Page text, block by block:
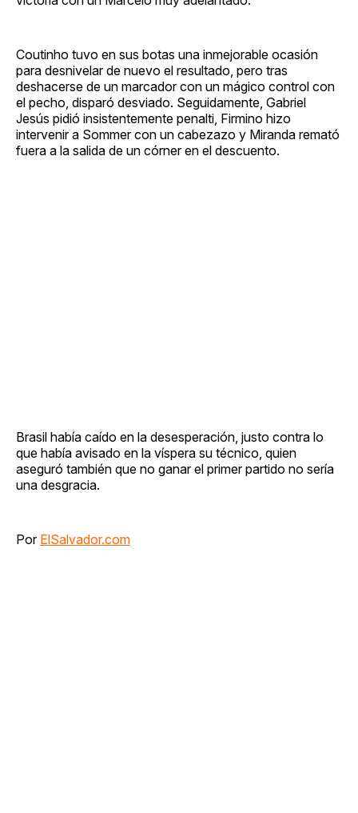
Coutinho tuvo en sus botas una inmejorable ocasión
para desnivelar de nuevo el resultado, pero tras
deshacerse de un marcador con un mágico control con
el pecho, disparó desviado. Seguidamente, Gabriel
Jesús pidió insistentemente penalti, Firmino hizo
intervenir a Sommer con un cabezazo y Miranda remató
fuera a la salida de un córner en el descuento.
Brasil había caído en la desesperación, justo contra lo
que había avisado en la víspera su técnico, quien
aseguró también que no ganar el primer partido no sería
una desgracia.
Por ElSalvador.com